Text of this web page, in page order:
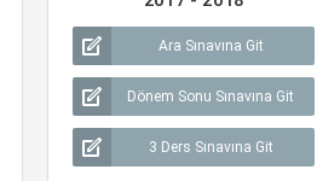
Ara Sınavına Git
Dönem Sonu Sınavına Git
3 Ders Sınavına Git